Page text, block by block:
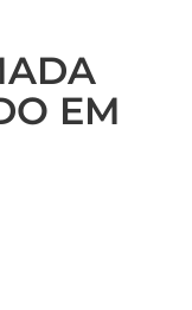
EM